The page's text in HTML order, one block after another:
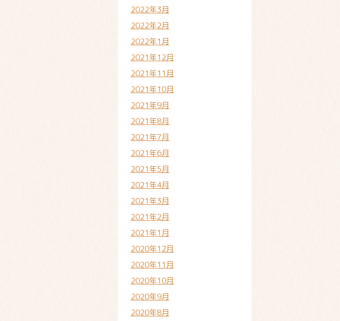
2022年3月
2022年2月
2022年1月
2021年12月
2021年11月
2021年10月
2021年9月
2021年8月
2021年7月
2021年6月
2021年5月
2021年4月
2021年3月
2021年2月
2021年1月
2020年12月
2020年11月
2020年10月
2020年9月
2020年8月